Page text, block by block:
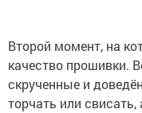
Второй момент, на
качество прошивки.
скрученные и
торчать или